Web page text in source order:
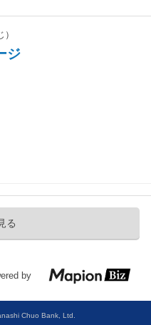
ジ
る
by
Chuo Bank, Ltd.